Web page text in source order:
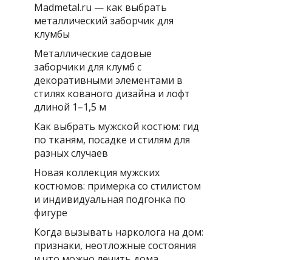
Madmetal.ru — как выбрать
металлический заборчик для
клумбы
Металлические садовые
заборчики для клумб с
декоративными элементами в
стилях кованого дизайна и лофт
длиной 1–1,5 м
Как выбрать мужской костюм: гид
по тканям, посадке и стилям для
разных случаев
Новая коллекция мужских
костюмов: примерка со стилистом
и индивидуальная подгонка по
фигуре
Когда вызывать нарколога на дом:
признаки, неотложные состояния